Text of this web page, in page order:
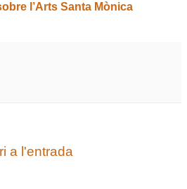
l’Arts Santa Mònica
a l'entrada